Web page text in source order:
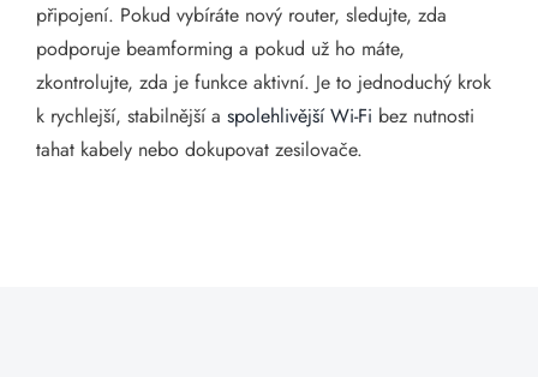
připojení. Pokud vybíráte nový router, sledujte, zda
podporuje beamforming a pokud už ho máte,
zkontrolujte, zda je funkce aktivní. Je to jednoduchý krok
k rychlejší, stabilnější a spolehlivější Wi-Fi bez nutnosti
tahat kabely nebo dokupovat zesilovače.